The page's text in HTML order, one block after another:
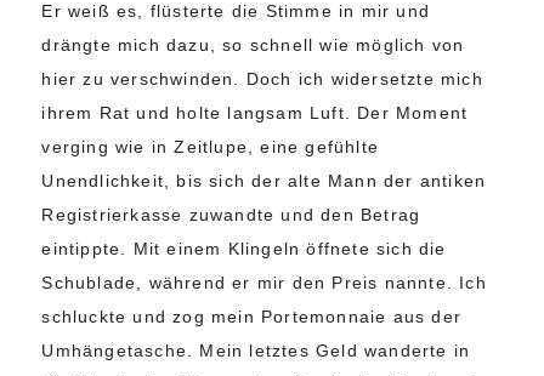
Er weiß es, flüsterte die Stimme in mir und
drängte mich dazu, so schnell wie möglich von
hier zu verschwinden. Doch ich widersetzte mich
ihrem Rat und holte langsam Luft. Der Moment
verging wie in Zeitlupe, eine gefühlte
Unendlichkeit, bis sich der alte Mann der antiken
Registrierkasse zuwandte und den Betrag
eintippte. Mit einem Klingeln öffnete sich die
Schublade, während er mir den Preis nannte. Ich
schluckte und zog mein Portemonnaie aus der
Umhängetasche. Mein letztes Geld wanderte in